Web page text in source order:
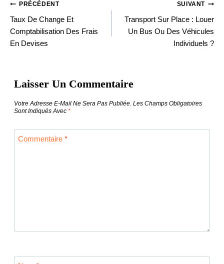
Navigation
L’article
PRÉCÉDENT
Taux De Change Et
Comptabilisation Des Frais
En Devises
SUIVANT
Transport Sur Place : Louer
Un Bus Ou Des Véhicules
Individuels ?
Laisser Un Commentaire
Votre Adresse E-Mail Ne Sera Pas Publiée. Les Champs Obligatoires
Sont Indiqués Avec *
Commentaire *